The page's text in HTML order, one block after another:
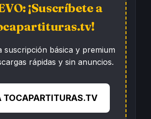
¡Suscríbete a
suscripción básica y premium
rápidas y sin anuncios.
TOCAPARTITURAS.TV